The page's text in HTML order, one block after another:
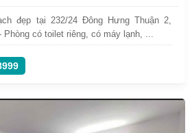
đẹp tại 232/24 Đông Hưng Thuận 2,
Phòng có toilet riêng, có máy lạnh, ...